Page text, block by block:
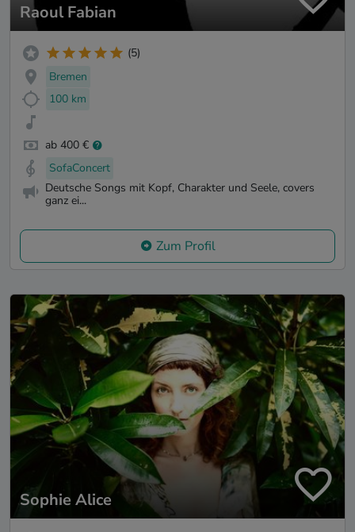
Raoul Fabian
(5)
Bremen
100 km
ab 400 €
SofaConcert
Deutsche Songs mit Kopf, Charakter und Seele, covers
ganz ei...
Zum Profil
Sophie Alice